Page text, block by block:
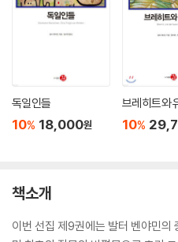
독일인들
10% 18,000원
브레히트와
10%
책소개
이번 선집 제9권에는 발터 벤야민의